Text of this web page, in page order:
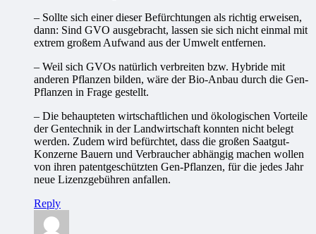
– Sollte sich einer dieser Befürchtungen als richtig erweisen,
dann: Sind GVO ausgebracht, lassen sie sich nicht einmal mit
extrem großem Aufwand aus der Umwelt entfernen.
– Weil sich GVOs natürlich verbreiten bzw. Hybride mit
anderen Pflanzen bilden, wäre der Bio-Anbau durch die Gen-
Pflanzen in Frage gestellt.
– Die behaupteten wirtschaftlichen und ökologischen Vorteile
der Gentechnik in der Landwirtschaft konnten nicht belegt
werden. Zudem wird befürchtet, dass die großen Saatgut-
Konzerne Bauern und Verbraucher abhängig machen wollen
von ihren patentgeschützten Gen-Pflanzen, für die jedes Jahr
neue Lizenzgebühren anfallen.
Reply